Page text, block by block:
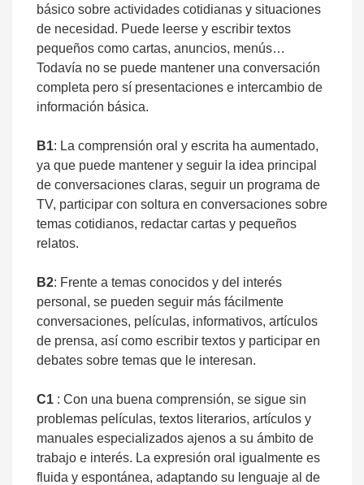
básico sobre actividades cotidianas y situaciones
de necesidad. Puede leerse y escribir textos
pequeños como cartas, anuncios, menús…
Todavía no se puede mantener una conversación
completa pero sí presentaciones e intercambio de
información básica.
B1: La comprensión oral y escrita ha aumentado,
ya que puede mantener y seguir la idea principal
de conversaciones claras, seguir un programa de
TV, participar con soltura en conversaciones sobre
temas cotidianos, redactar cartas y pequeños
relatos.
B2: Frente a temas conocidos y del interés
personal, se pueden seguir más fácilmente
conversaciones, películas, informativos, artículos
de prensa, así como escribir textos y participar en
debates sobre temas que le interesan.
C1 : Con una buena comprensión, se sigue sin
problemas películas, textos literarios, artículos y
manuales especializados ajenos a su ámbito de
trabajo e interés. La expresión oral igualmente es
fluida y espontánea, adaptando su lenguaje al de